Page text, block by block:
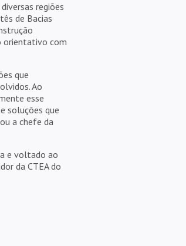
regiões
de Bacias
orientativo com
que
Ao
esse
soluções que
a chefe da
e voltado ao
da CTEA do